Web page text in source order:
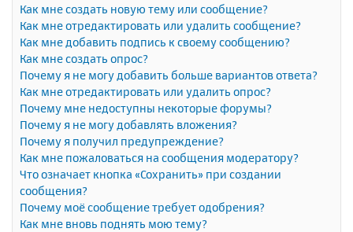
Как мне создать новую тему или сообщение?
Как мне отредактировать или удалить сообщение?
Как мне добавить подпись к своему сообщению?
Как мне создать опрос?
Почему я не могу добавить больше вариантов ответа?
Как мне отредактировать или удалить опрос?
Почему мне недоступны некоторые форумы?
Почему я не могу добавлять вложения?
Почему я получил предупреждение?
Как мне пожаловаться на сообщения модератору?
Что означает кнопка «Сохранить» при создании
сообщения?
Почему моё сообщение требует одобрения?
Как мне вновь поднять мою тему?